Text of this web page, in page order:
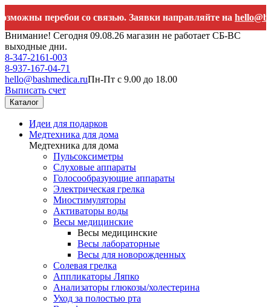
со связью. Заявки направляйте на
Внимание! Сегодня 09.08.26 магазин не работает СБ-ВС
выходные дни.
8-347-2161-003
8-937-167-04-71
hello@bashmedica.ruПн-Пт с 9.00 до 18.00
Выписать счет
Каталог
Идеи для подарков
Медтехника для дома
Медтехника для дома
Пульсоксиметры
Слуховые аппараты
Голосообразующие аппараты
Электрическая грелка
Миостимуляторы
Активаторы воды
Весы медицинские
Весы медицинские
Весы лабораторные
Весы для новорожденных
Солевая грелка
Аппликаторы Ляпко
Анализаторы глюкозы/холестерина
Уход за полостью рта